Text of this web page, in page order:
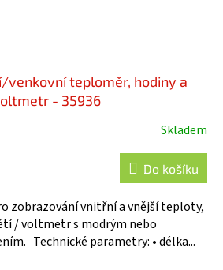
teploměr, hodiny a
- 35936
Skladem
Do košíku
zobrazování vnitřní a vnější teploty,
/ voltmetr s modrým nebo
Technické parametry: • délka...